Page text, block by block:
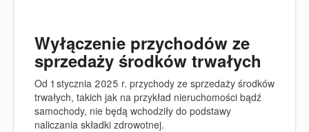
Wyłączenie przychodów ze
sprzedaży środków trwałych
Od 1 stycznia 2025 r. przychody ze sprzedaży środków
trwałych, takich jak na przykład nieruchomości bądź
samochody, nie będą wchodziły do podstawy
naliczania składki zdrowotnej.